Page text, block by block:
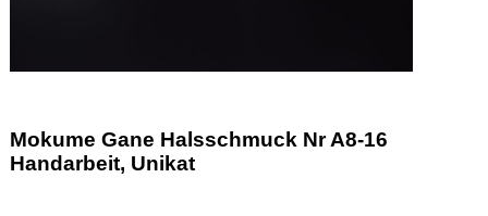
Mokume Gane Halsschmuck Nr A8-16
Handarbeit, Unikat